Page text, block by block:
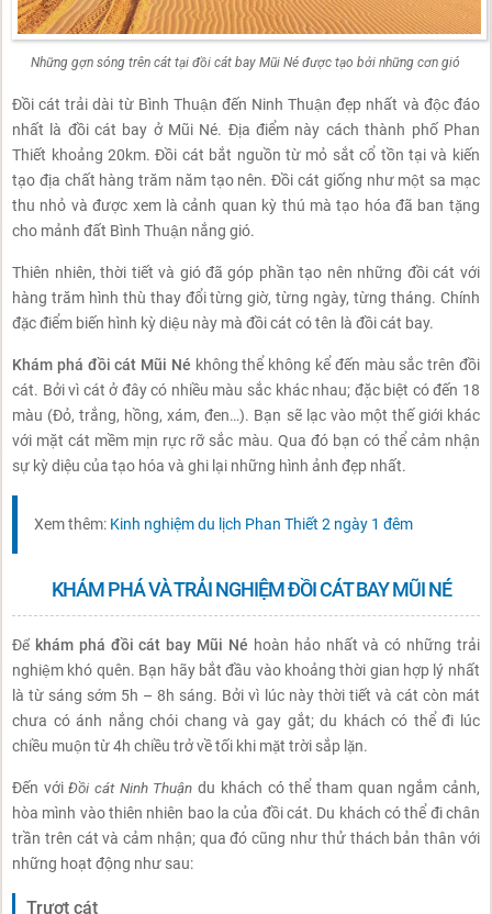
Những gợn sóng trên cát tại đồi cát bay Mũi Né được tạo bởi những cơn gió
Đồi cát trải dài từ Bình Thuận đến Ninh Thuận đẹp nhất và độc đáo
nhất là đồi cát bay ở Mũi Né. Địa điểm này cách thành phố Phan
Thiết khoảng 20km. Đồi cát bắt nguồn từ mỏ sắt cổ tồn tại và kiến
tạo địa chất hàng trăm năm tạo nên. Đồi cát giống như một sa mạc
thu nhỏ và được xem là cảnh quan kỳ thú mà tạo hóa đã ban tặng
cho mảnh đất Bình Thuận nắng gió.
Thiên nhiên, thời tiết và gió đã góp phần tạo nên những đồi cát với
hàng trăm hình thù thay đổi từng giờ, từng ngày, từng tháng. Chính
đặc điểm biến hình kỳ diệu này mà đồi cát có tên là đồi cát bay.
Khám phá đồi cát Mũi Né không thể không kể đến màu sắc trên đồi
cát. Bởi vì cát ở đây có nhiều màu sắc khác nhau; đặc biệt có đến 18
màu (Đỏ, trắng, hồng, xám, đen…). Bạn sẽ lạc vào một thế giới khác
với mặt cát mềm mịn rực rỡ sắc màu. Qua đó bạn có thể cảm nhận
sự kỳ diệu của tạo hóa và ghi lại những hình ảnh đẹp nhất.
Xem thêm: Kinh nghiệm du lịch Phan Thiết 2 ngày 1 đêm
KHÁM PHÁ VÀ TRẢI NGHIỆM ĐỒI CÁT BAY MŨI NÉ
Để khám phá đồi cát bay Mũi Né hoàn hảo nhất và có những trải
nghiệm khó quên. Bạn hãy bắt đầu vào khoảng thời gian hợp lý nhất
là từ sáng sớm 5h – 8h sáng. Bởi vì lúc này thời tiết và cát còn mát
chưa có ánh nắng chói chang và gay gắt; du khách có thể đi lúc
chiều muộn từ 4h chiều trở về tối khi mặt trời sắp lặn.
Đến vớiĐồi cát Ninh Thuận du khách có thể tham quan ngắm cảnh,
hòa mình vào thiên nhiên bao la của đồi cát. Du khách có thể đi chân
trần trên cát và cảm nhận; qua đó cũng như thử thách bản thân với
những hoạt động như sau:
Trượt cát